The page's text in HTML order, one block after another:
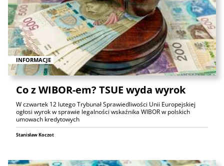
INFORMACJE
Co z WIBOR-em? TSUE wyda wyrok
W czwartek 12 lutego Trybunał Sprawiedliwości Unii Europejskiej
ogłosi wyrok w sprawie legalności wskaźnika WIBOR w polskich
umowach kredytowych
Stanisław Koczot